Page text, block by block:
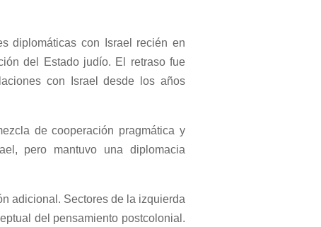
diplomáticas con Israel recién en
del Estado judío. El retraso fue
con Israel desde los años
de cooperación pragmática y
pero mantuvo una diplomacia
adicional. Sectores de la izquierda
del pensamiento postcolonial.